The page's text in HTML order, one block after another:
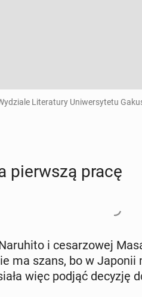
Literatury Uniwersytetu
pierw­szą pracę
i ce­sa­rzo­wej
ma szans, bo w
więc podjąć decyzję